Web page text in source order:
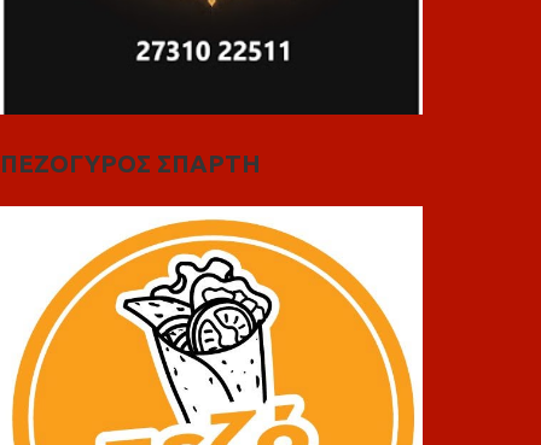
ΠΕΖΟΓΥΡΟΣ ΣΠΑΡΤΗ